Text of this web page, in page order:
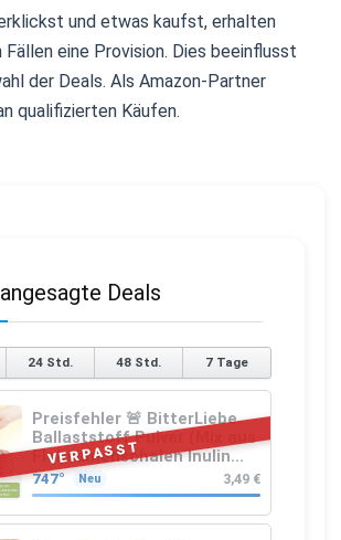
und etwas kaufst, erhalten
Fällen eine Provision. Dies beeinflusst
der Deals. Als Amazon-Partner
qualifizierten Käufen.
Deals
24 Std. 48 Std. 7 Tage
VERPASST
Preisfehler 🚨 BitterLiebe
Ballaststoff Pulver (Mix aus
Flohsamenschalen Inulin
(Präbiotika) Leinsamen &
Apfelfaser)
747° Neu 3,49 €